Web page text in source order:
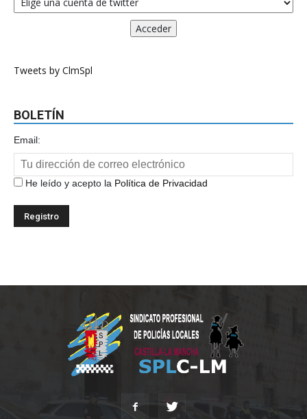
Tweets by ClmSpl
BOLETÍN
Email:
He leído y acepto la Política de Privacidad